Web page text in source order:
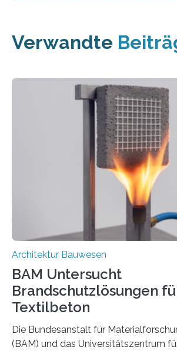
Verwandte
Architektur Bauwesen
BAM Untersucht
Brandschutzlösungen
Textilbeton
Die Bundesanstalt für
(BAM) und das Universitätszentrum